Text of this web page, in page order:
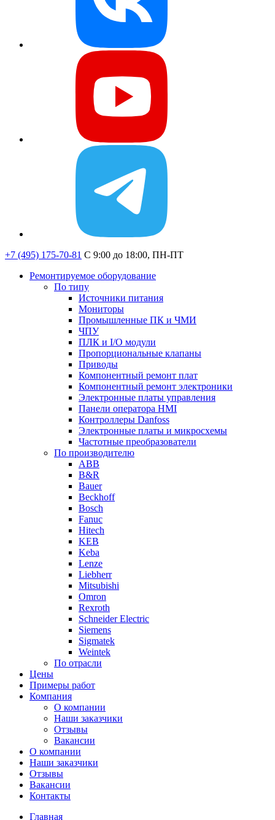
+7 (495) 175-70-81 C 9:00 до 18:00, ПН-ПТ
Ремонтируемое оборудование
По типу
Источники питания
Мониторы
Промышленные ПК и ЧМИ
ЧПУ
ПЛК и I/O модули
Пропорциональные клапаны
Приводы
Компонентный ремонт плат
Компонентный ремонт электроники
Электронные платы управления
Панели оператора HMI
Контроллеры Danfoss
Электронные платы и микросхемы
Частотные преобразователи
По производителю
ABB
B&R
Bauer
Beckhoff
Bosch
Fanuc
Hitech
KEB
Keba
Lenze
Liebherr
Mitsubishi
Omron
Rexroth
Schneider Electric
Siemens
Sigmatek
Weintek
По отрасли
Цены
Примеры работ
Компания
О компании
Наши заказчики
Отзывы
Вакансии
О компании
Наши заказчики
Отзывы
Вакансии
Контакты
Главная